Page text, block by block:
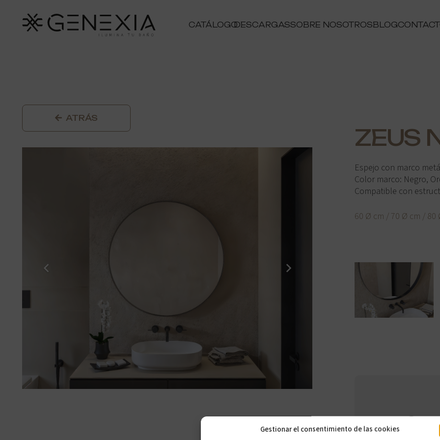
Gestionar el consentimiento de las cookies
CATÁLOGODESCARGASSOBRE NOSOTROSBLOG
ATRÁS
ZEUS
Espejo con marco
Color marco: Negro,
Compatible con
60 Ø cm / 70 Ø cm / 80